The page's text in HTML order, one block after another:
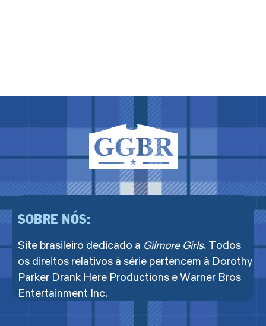
SOBRE NÓS:
Site brasileiro dedicado a Gilmore Girls. Todos
os direitos relativos à série pertencem à Dorothy
Parker Drank Here Productions e Warner Bros
Entertainment Inc.